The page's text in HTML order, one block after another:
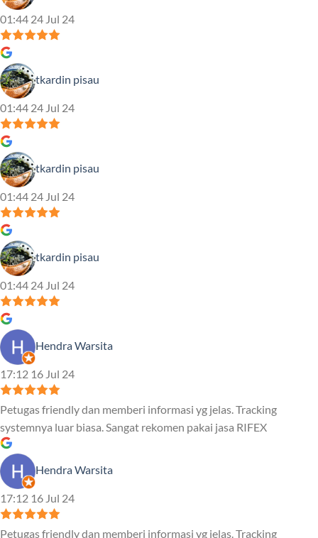
01:44 24 Jul 24
tkardin pisau
01:44 24 Jul 24
tkardin pisau
01:44 24 Jul 24
tkardin pisau
01:44 24 Jul 24
Hendra Warsita
17:12 16 Jul 24
Petugas friendly dan memberi informasi yg jelas. Tracking
systemnya luar biasa. Sangat rekomen pakai jasa RIFEX
Hendra Warsita
17:12 16 Jul 24
Petugas friendly dan memberi informasi yg jelas. Tracking